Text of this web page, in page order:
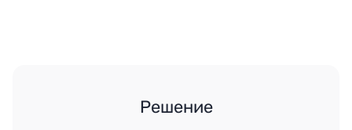
Решение